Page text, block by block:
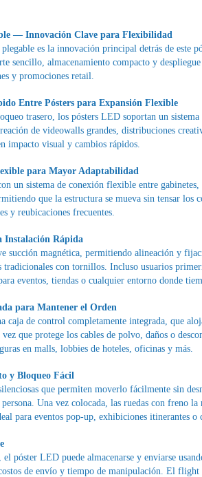
— Innovación Clave para Flexibilidad
es la innovación principal detrás de
sencillo, almacenamiento compacto y
y promociones retail.
Entre Pósters para Expansión Flexible
trasero, los pósters LED soportan un
de videowalls grandes, distribuciones
impacto visual y cambios rápidos.
para Mayor Adaptabilidad
un sistema de conexión flexible entre
que la estructura se mueva sin tensar los
y reubicaciones frecuentes.
Instalación Rápida
succión magnética, permitiendo alineación y
tradicionales con tornillos. Incluso usuarios
eventos, tiendas o cualquier entorno donde
para Mantener el Orden
caja de control completamente integrada, que
que protege los cables de polvo, daños o
en malls, lobbies de hoteles, oficinas y más.
y Bloqueo Fácil
que permiten moverlo fácilmente sin
Una vez colocada, las ruedas con freno
para eventos pop-up, exhibiciones itinerantes o
póster LED puede almacenarse y enviarse
de envío y tiempo de manipulación. El flight